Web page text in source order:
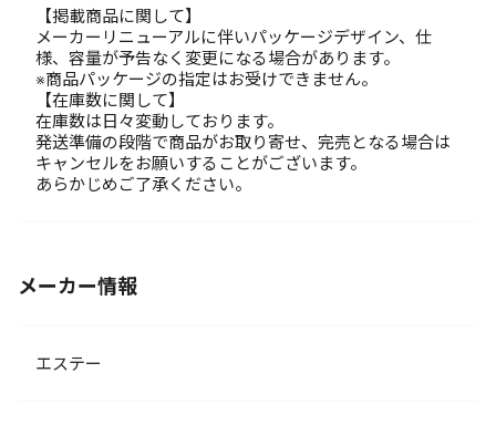
【掲載商品に関して】
メーカーリニューアルに伴いパッケージデザイン、仕
様、容量が予告なく変更になる場合があります。
※商品パッケージの指定はお受けできません。
【在庫数に関して】
在庫数は日々変動しております。
発送準備の段階で商品がお取り寄せ、完売となる場合は
キャンセルをお願いすることがございます。
あらかじめご了承ください。
メーカー情報
エステー